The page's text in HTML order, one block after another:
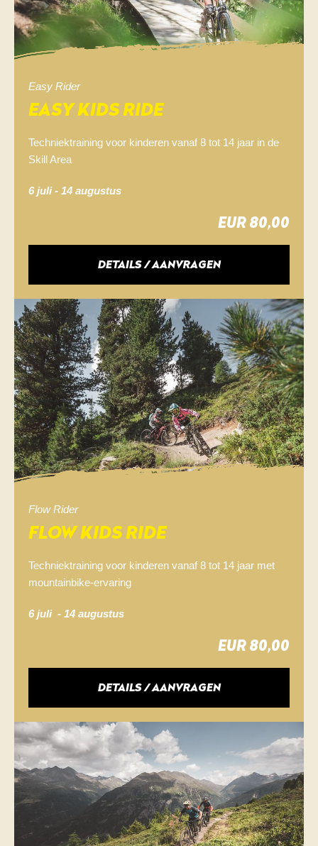
Easy Rider
EASY KIDS RIDE
Techniektraining voor kinderen vanaf 8 tot 14 jaar in de
Skill Area
6 juli - 14 augustus
EUR 80,00
DETAILS / AANVRAGEN
Flow Rider
FLOW KIDS RIDE
Techniektraining voor kinderen vanaf 8 tot 14 jaar met
mountainbike-ervaring
6 juli - 14 augustus
EUR 80,00
DETAILS / AANVRAGEN